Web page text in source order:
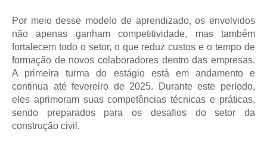
Por meio desse modelo de aprendizado, os envolvidos
não apenas ganham competitividade, mas também
fortalecem todo o setor, o que reduz custos e o tempo de
formação de novos colaboradores dentro das empresas.
A primeira turma do estágio está em andamento e
continua até fevereiro de 2025. Durante este período,
eles aprimoram suas competências técnicas e práticas,
sendo preparados para os desafios do setor da
construção civil.